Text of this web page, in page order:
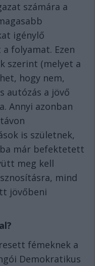
számára a
igénylő
folyamat. Ezen
szerint (melyet a
hogy nem,
autózás a jövő
Annyi azonban
is születnek,
már befektetett
meg kell
mind
jövőbeni
fémeknek a
Demokratikus